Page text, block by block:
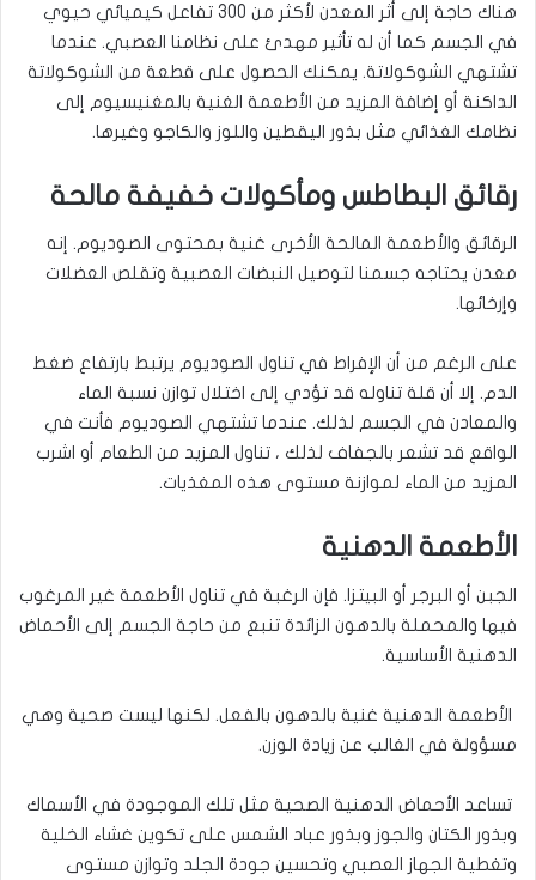
هناك حاجة إلى أثر المعدن لأكثر من 300 تفاعل كيميائي حيوي
في الجسم كما أن له تأثير مهدئ على نظامنا العصبي. عندما
تشتهي الشوكولاتة. يمكنك الحصول على قطعة من الشوكولاتة
الداكنة أو إضافة المزيد من الأطعمة الغنية بالمغنيسيوم إلى
نظامك الغذائي مثل بذور اليقطين واللوز والكاجو وغيرها.
رقائق البطاطس ومأكولات خفيفة مالحة
الرقائق والأطعمة المالحة الأخرى غنية بمحتوى الصوديوم. إنه
معدن يحتاجه جسمنا لتوصيل النبضات العصبية وتقلص العضلات
وإرخائها.
على الرغم من أن الإفراط في تناول الصوديوم يرتبط بارتفاع ضغط
الدم. إلا أن قلة تناوله قد تؤدي إلى اختلال توازن نسبة الماء
والمعادن في الجسم لذلك. عندما تشتهي الصوديوم فأنت في
الواقع قد تشعر بالجفاف لذلك ، تناول المزيد من الطعام أو اشرب
المزيد من الماء لموازنة مستوى هذه المغذيات.
الأطعمة الدهنية
الجبن أو البرجر أو البيتزا. فإن الرغبة في تناول الأطعمة غير المرغوب
فيها والمحملة بالدهون الزائدة تنبع من حاجة الجسم إلى الأحماض
الدهنية الأساسية.
الأطعمة الدهنية غنية بالدهون بالفعل. لكنها ليست صحية وهي
مسؤولة في الغالب عن زيادة الوزن.
تساعد الأحماض الدهنية الصحية مثل تلك الموجودة في الأسماك
وبذور الكتان والجوز وبذور عباد الشمس على تكوين غشاء الخلية
وتغطية الجهاز العصبي وتحسين جودة الجلد وتوازن مستوى